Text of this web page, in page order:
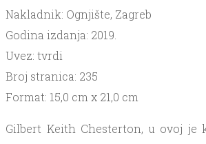
Nakladnik: Ognjište, Zagreb
Godina izdanja: 2019.
Uvez: tvrdi
Broj stranica: 235
Format: 15,0 cm x 21,0 cm
Gilbert Keith Chesterton, u ovoj je